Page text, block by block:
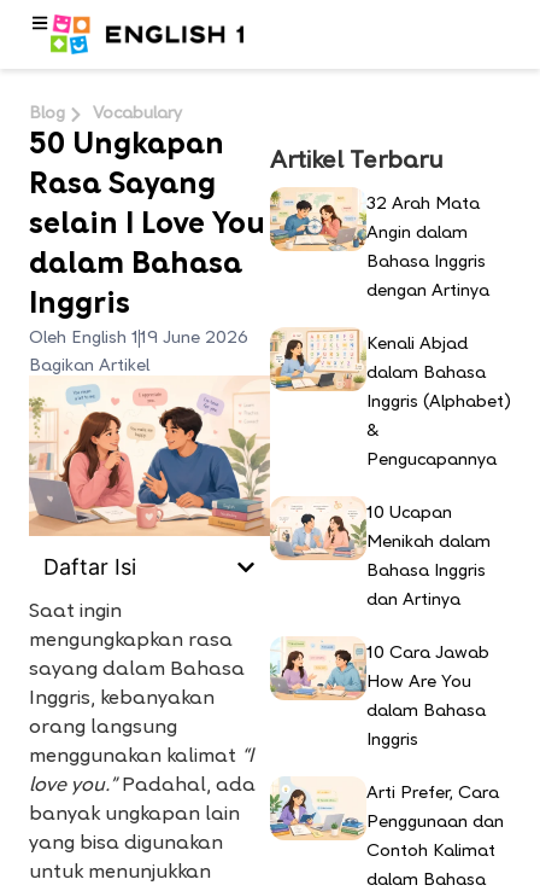
Blog Vocabulary
50 Ungkapan
Rasa Sayang
selain I Love You
dalam Bahasa
Inggris
Oleh English 1 19 June 2026
Bagikan Artikel
Daftar Isi
Saat ingin
mengungkapkan rasa
sayang dalam Bahasa
Inggris, kebanyakan
orang langsung
menggunakan kalimat “I
love you.”Padahal, ada
banyak ungkapan lain
yang bisa digunakan
untuk menunjukkan
Artikel Terbaru
32 Arah Mata
Angin dalam
Bahasa Inggris
dengan Artinya
Kenali Abjad
dalam Bahasa
Inggris (Alphabet)
&
Pengucapannya
10 Ucapan
Menikah dalam
Bahasa Inggris
dan Artinya
10 Cara Jawab
How Are You
dalam Bahasa
Inggris
Arti Prefer, Cara
Penggunaan dan
Contoh Kalimat
dalam Bahasa